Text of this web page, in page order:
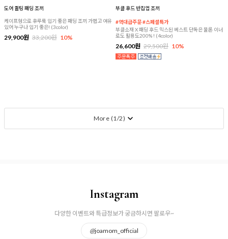
도어 퀼팅 패딩 조끼
케이프형으로 후루룩 입기 좋은 패딩 조끼 가볍고 여유
있어 누구나 입기 좋은! (3color)
29,900원 33,200원 10%
부클 후드 반집업 조끼
#역대급주문 #스페셜특가
부클소재 X 패딩 후드 믹스된 베스트 단독은 물론 이너
로도 활용도200% ! (4color)
26,600원 29,500원 10%
More (1/2)
Instagram
다양한 이벤트와 특급정보가 궁금하시면 팔로우~
@joamom_official